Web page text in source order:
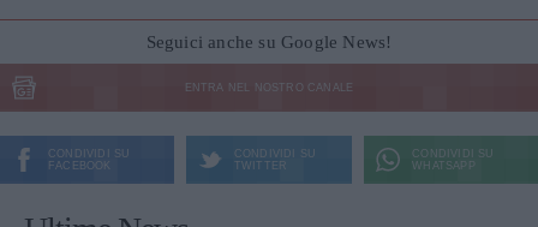
Seguici anche su Google News!
ENTRA NEL NOSTRO CANALE
CONDIVIDI SU
FACEBOOK
CONDIVIDI SU
TWITTER
CONDIVIDI SU
WHATSAPP